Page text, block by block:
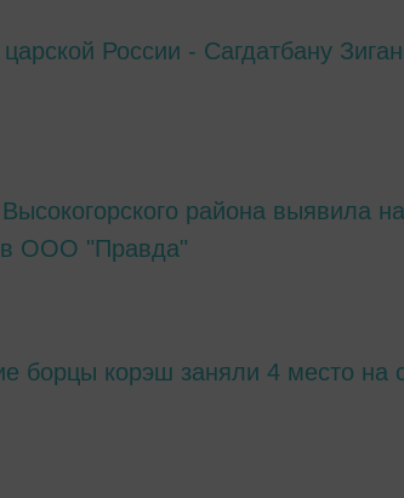
России - Сагдатбану
района выявила
в ООО "Правда"
борцы корэш заняли 4 место на